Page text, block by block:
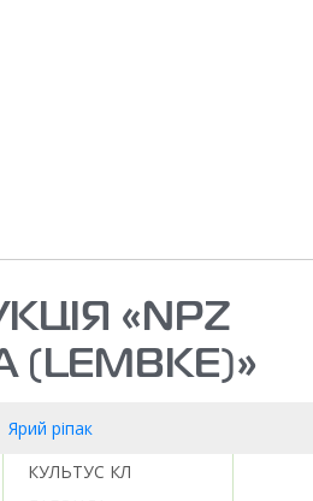
«NPZ
(LEMBKE)»
Ярий ріпак
КУЛЬТУС КЛ